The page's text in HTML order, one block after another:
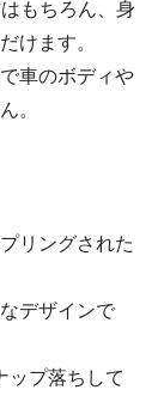
もちろん、身
けます。
車のボディや
。
リングされた
デザインで
ップ落ちして